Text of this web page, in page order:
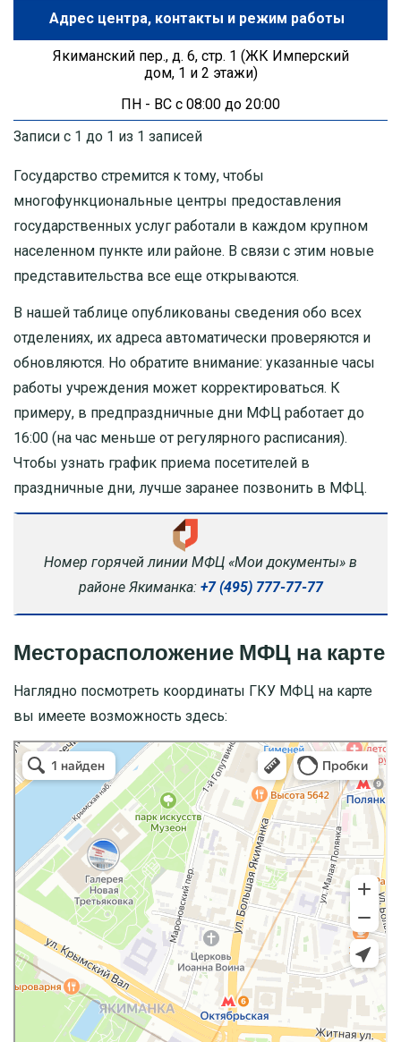
Адрес центра
Якиманский пер., д. 6, стр. 1 (ЖК Имперский
дом, 1 и 2 этажи)
ПН - ВС с 08:00 до 20:00
Записи с 1 до 1 из 1 записей
Государство стремится к тому, чтобы
многофункциональные центры предоставления
государственных услуг работали в каждом крупном
населенном пункте или районе. В связи с этим новые
представительства все еще открываются.
В нашей таблице опубликованы сведения обо всех
отделениях, их адреса автоматически проверяются и
обновляются. Но обратите внимание: указанные часы
работы учреждения может корректироваться. К
примеру, в предпраздничные дни МФЦ работает до
16:00 (на час меньше от регулярного расписания).
Чтобы узнать график приема посетителей в
праздничные дни, лучше заранее позвонить в МФЦ.
Номер горячей линии МФЦ «Мои документы» в
районе Якиманка: +7 (495) 777-77-77
Месторасположение МФЦ на карте
Наглядно посмотреть координаты ГКУ МФЦ на карте
вы имеете возможность здесь:
ХИМКИ
ЧЕХОВ